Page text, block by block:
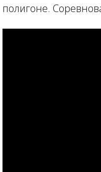
полигоне.